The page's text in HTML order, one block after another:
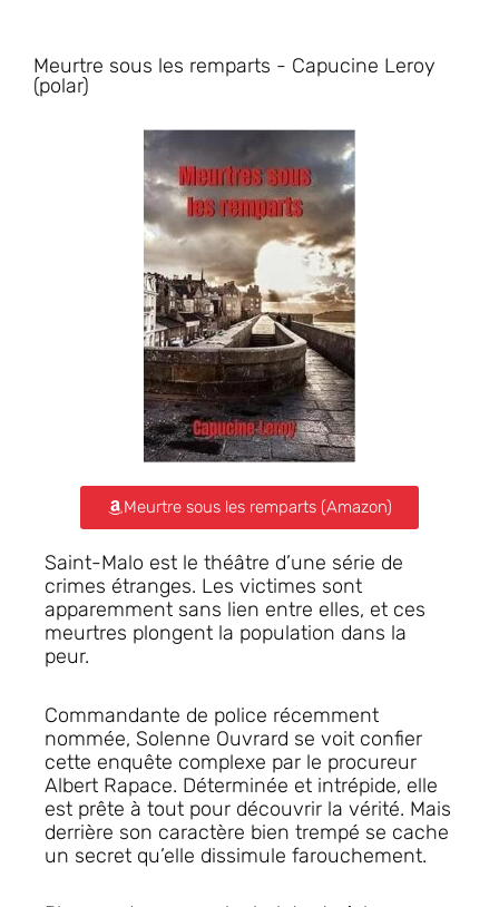
Meurtre sous les remparts - Capucine Leroy
(polar)
Meurtre sous les remparts (Amazon)
Saint-Malo est le théâtre d’une série de
crimes étranges. Les victimes sont
apparemment sans lien entre elles, et ces
meurtres plongent la population dans la
peur.
Commandante de police récemment
nommée, Solenne Ouvrard se voit confier
cette enquête complexe par le procureur
Albert Rapace. Déterminée et intrépide, elle
est prête à tout pour découvrir la vérité. Mais
derrière son caractère bien trempé se cache
un secret qu’elle dissimule farouchement.